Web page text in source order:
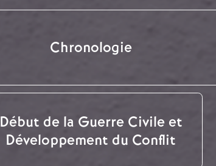
Chronologie
Début de la Guerre Civile et
Développement du Conflit